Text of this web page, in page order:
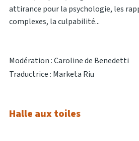
attirance pour la psychologie, les
complexes, la culpabilité...
Modération : Caroline de Benedetti
Traductrice : Marketa Riu
Halle aux toiles